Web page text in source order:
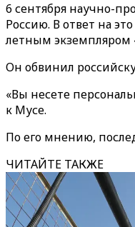
6 сентября научно-
Россию. В ответ на
летным экземпляром
Он обвинил
«Вы несете
к Мусе.
По его мнению,
ЧИТАЙТЕ ТАКЖЕ